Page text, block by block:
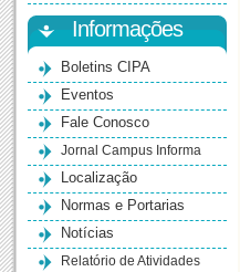
Informações
Boletins CIPA
Eventos
Fale Conosco
Jornal Campus Informa
Localização
Normas e Portarias
Notícias
Relatório de Atividades